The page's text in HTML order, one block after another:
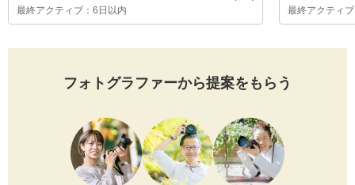
最終アクティブ：6日以内 最終アクティ
フォトグラファーから提案をもらう